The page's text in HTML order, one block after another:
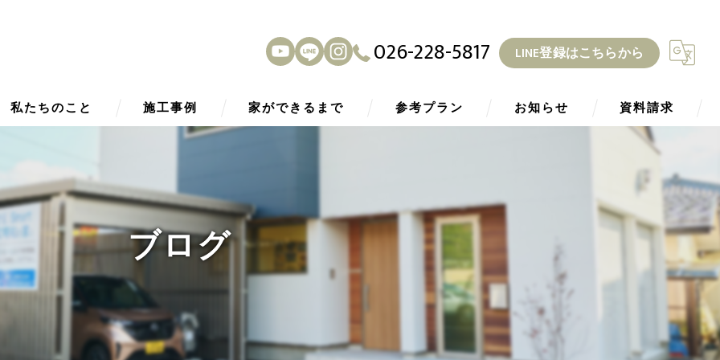
026-228-5817 LINE登録はこちらから
私たちのこと
HOPE Smart2030
性能
外観デザイン
内観デザイン
施工事例 家ができるまで 参考プラン お知らせ 資料請求
ブログ